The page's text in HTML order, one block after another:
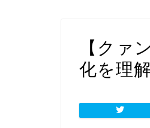
【クァ
化を理